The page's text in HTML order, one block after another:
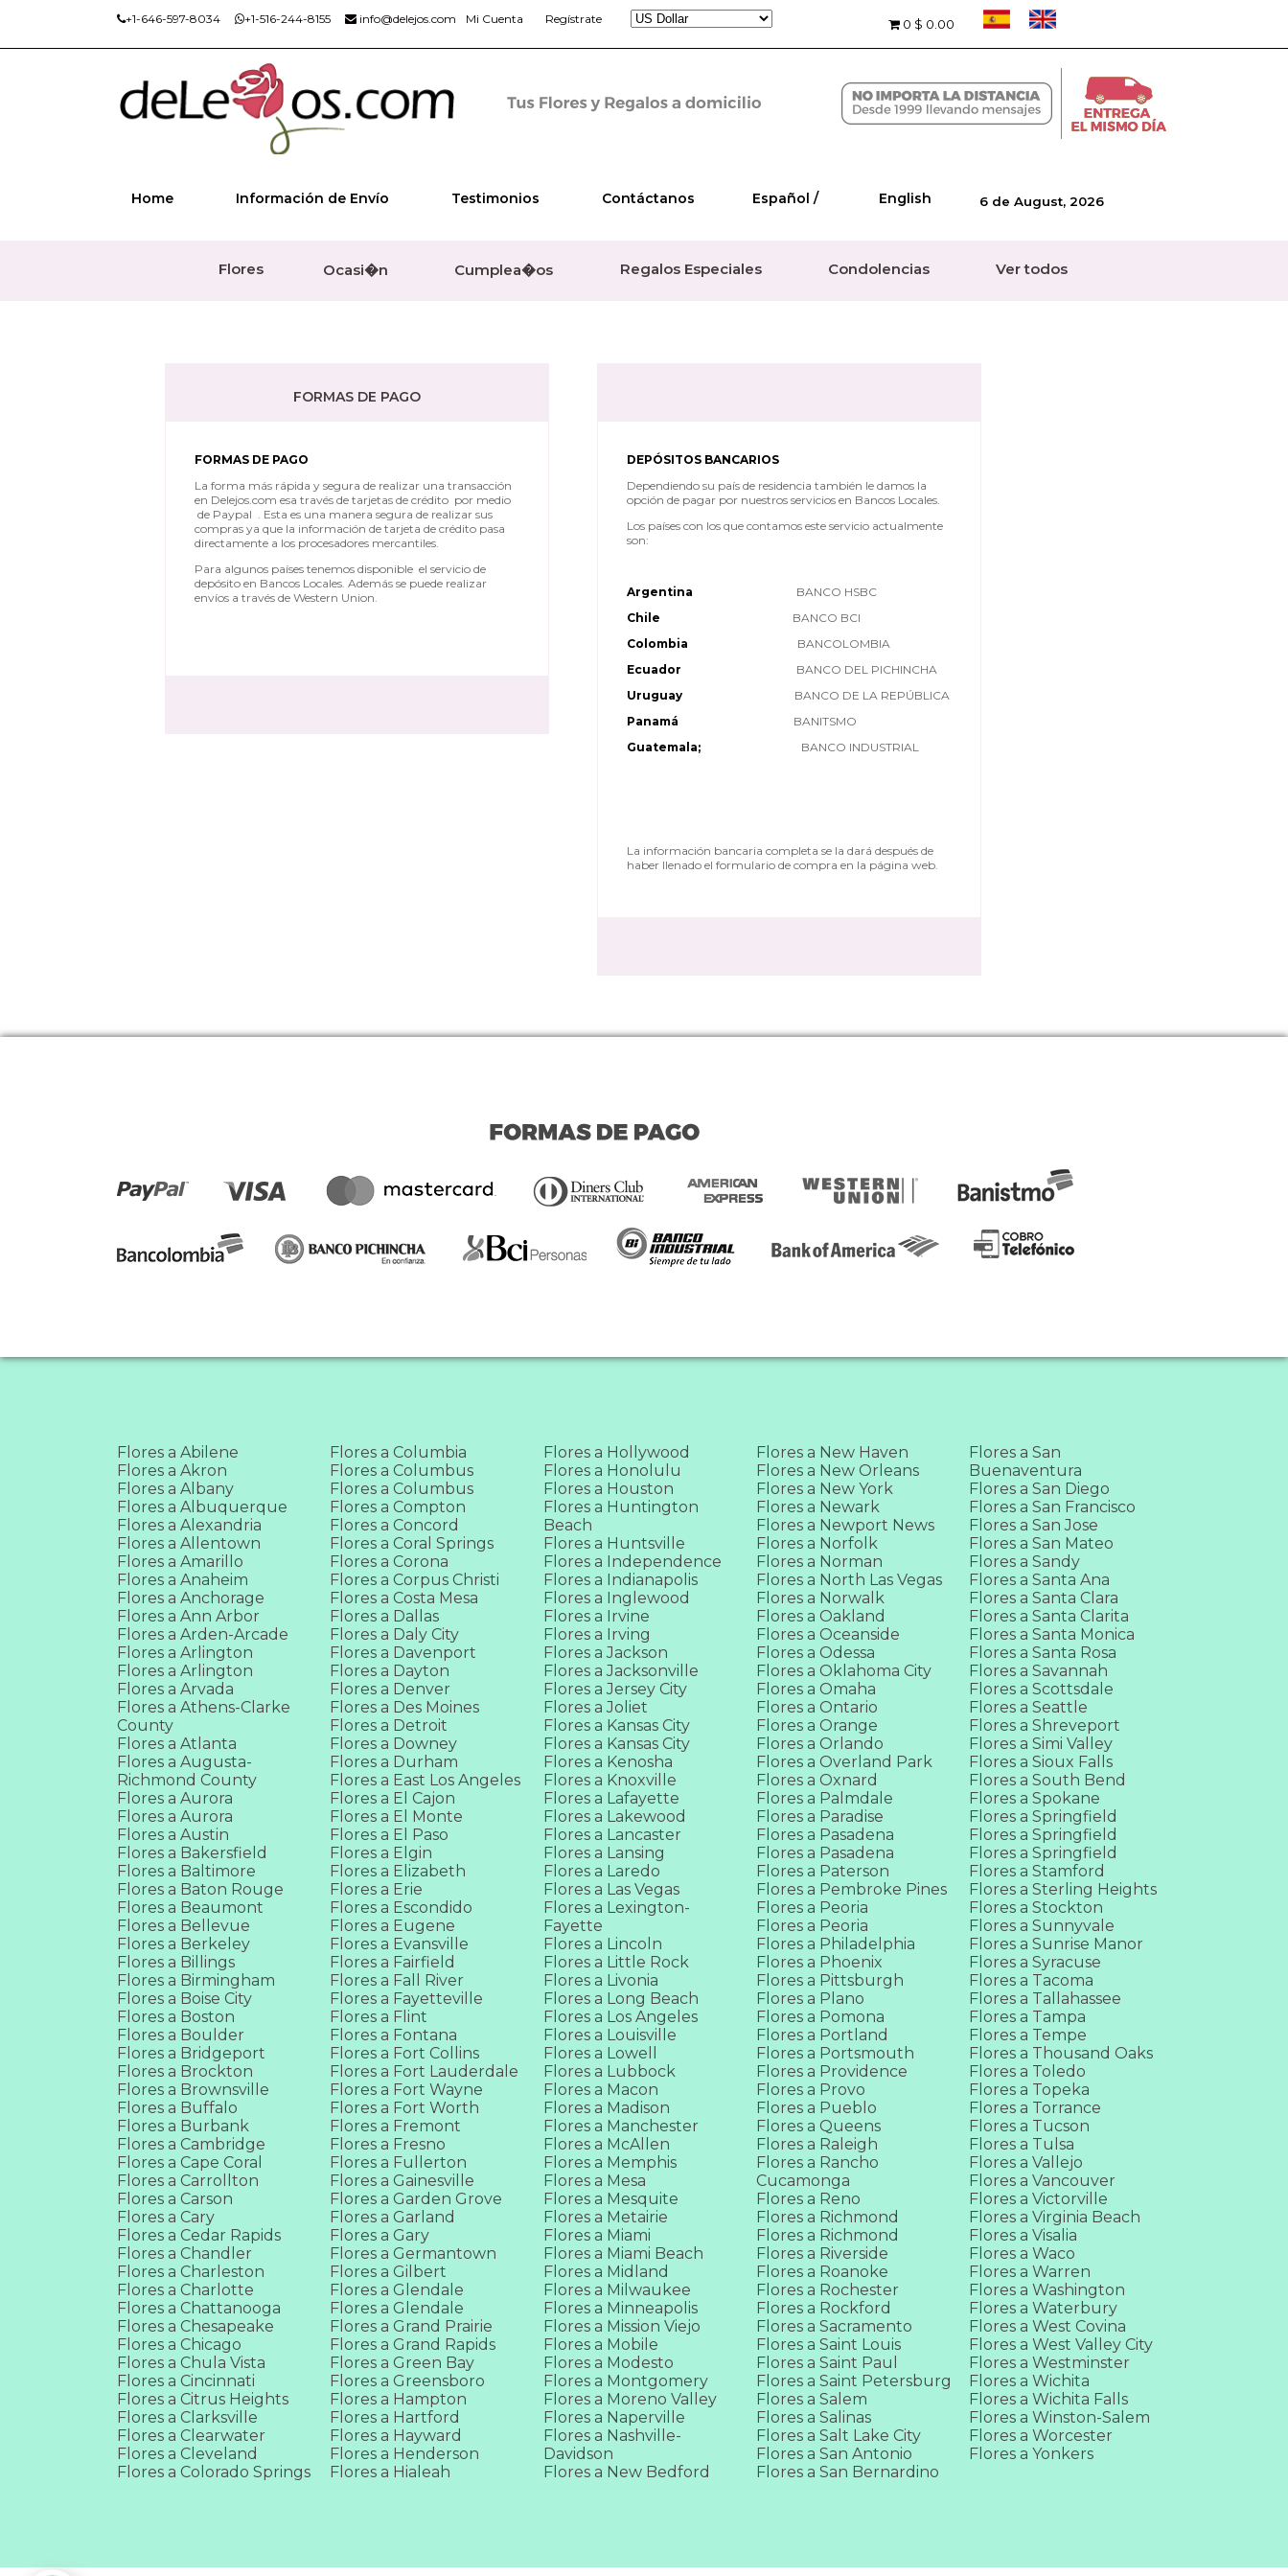
+1-646-597-8034 +1-516-244-8155 info@delejos.com Mi Cuenta Regístrate 0 $ 0.00
Home Información de Envío Testimonios Contáctanos Español / English 6 de August, 2026
Flores Ocasi�n Cumplea�os Regalos Especiales Condolencias Ver todos
FORMAS DE PAGO
FORMAS DE PAGO
La forma más rápida y segura de realizar una transacción
en Delejos.com esa través de tarjetas de crédito por medio
de Paypal . Esta es una manera segura de realizar sus
compras ya que la información de tarjeta de crédito pasa
directamente a los procesadores mercantiles.
Para algunos países tenemos disponible el servicio de
depósito en Bancos Locales. Además se puede realizar
envíos a través de Western Union.
DEPÓSITOS BANCARIOS
Dependiendo su país de residencia también le damos la
opción de pagar por nuestros servicios en Bancos Locales.
Los países con los que contamos este servicio actualmente
son:
Argentina BANCO HSBC
Chile BANCO BCI
Colombia BANCOLOMBIA
Ecuador BANCO DEL PICHINCHA
Uruguay BANCO DE LA REPÚBLICA
Panamá BANITSMO
Guatemala; BANCO INDUSTRIAL
La información bancaria completa se la dará después de
haber llenado el formulario de compra en la página web.
Flores a Abilene
Flores a Akron
Flores a Albany
Flores a Albuquerque
Flores a Alexandria
Flores a Allentown
Flores a Amarillo
Flores a Anaheim
Flores a Anchorage
Flores a Ann Arbor
Flores a Arden-Arcade
Flores a Arlington
Flores a Arlington
Flores a Arvada
Flores a Athens-Clarke
County
Flores a Atlanta
Flores a Augusta-
Richmond County
Flores a Aurora
Flores a Aurora
Flores a Austin
Flores a Bakersfield
Flores a Baltimore
Flores a Baton Rouge
Flores a Beaumont
Flores a Bellevue
Flores a Berkeley
Flores a Billings
Flores a Birmingham
Flores a Boise City
Flores a Boston
Flores a Boulder
Flores a Bridgeport
Flores a Brockton
Flores a Brownsville
Flores a Buffalo
Flores a Burbank
Flores a Cambridge
Flores a Cape Coral
Flores a Carrollton
Flores a Carson
Flores a Cary
Flores a Cedar Rapids
Flores a Chandler
Flores a Charleston
Flores a Charlotte
Flores a Chattanooga
Flores a Chesapeake
Flores a Chicago
Flores a Chula Vista
Flores a Cincinnati
Flores a Citrus Heights
Flores a Clarksville
Flores a Clearwater
Flores a Cleveland
Flores a Colorado Springs
Flores a Columbia
Flores a Columbus
Flores a Columbus
Flores a Compton
Flores a Concord
Flores a Coral Springs
Flores a Corona
Flores a Corpus Christi
Flores a Costa Mesa
Flores a Dallas
Flores a Daly City
Flores a Davenport
Flores a Dayton
Flores a Denver
Flores a Des Moines
Flores a Detroit
Flores a Downey
Flores a Durham
Flores a East Los Angeles
Flores a El Cajon
Flores a El Monte
Flores a El Paso
Flores a Elgin
Flores a Elizabeth
Flores a Erie
Flores a Escondido
Flores a Eugene
Flores a Evansville
Flores a Fairfield
Flores a Fall River
Flores a Fayetteville
Flores a Flint
Flores a Fontana
Flores a Fort Collins
Flores a Fort Lauderdale
Flores a Fort Wayne
Flores a Fort Worth
Flores a Fremont
Flores a Fresno
Flores a Fullerton
Flores a Gainesville
Flores a Garden Grove
Flores a Garland
Flores a Gary
Flores a Germantown
Flores a Gilbert
Flores a Glendale
Flores a Glendale
Flores a Grand Prairie
Flores a Grand Rapids
Flores a Green Bay
Flores a Greensboro
Flores a Hampton
Flores a Hartford
Flores a Hayward
Flores a Henderson
Flores a Hialeah
Flores a Hollywood
Flores a Honolulu
Flores a Houston
Flores a Huntington
Beach
Flores a Huntsville
Flores a Independence
Flores a Indianapolis
Flores a Inglewood
Flores a Irvine
Flores a Irving
Flores a Jackson
Flores a Jacksonville
Flores a Jersey City
Flores a Joliet
Flores a Kansas City
Flores a Kansas City
Flores a Kenosha
Flores a Knoxville
Flores a Lafayette
Flores a Lakewood
Flores a Lancaster
Flores a Lansing
Flores a Laredo
Flores a Las Vegas
Flores a Lexington-
Fayette
Flores a Lincoln
Flores a Little Rock
Flores a Livonia
Flores a Long Beach
Flores a Los Angeles
Flores a Louisville
Flores a Lowell
Flores a Lubbock
Flores a Macon
Flores a Madison
Flores a Manchester
Flores a McAllen
Flores a Memphis
Flores a Mesa
Flores a Mesquite
Flores a Metairie
Flores a Miami
Flores a Miami Beach
Flores a Midland
Flores a Milwaukee
Flores a Minneapolis
Flores a Mission Viejo
Flores a Mobile
Flores a Modesto
Flores a Montgomery
Flores a Moreno Valley
Flores a Naperville
Flores a Nashville-
Davidson
Flores a New Bedford
Flores a New Haven
Flores a New Orleans
Flores a New York
Flores a Newark
Flores a Newport News
Flores a Norfolk
Flores a Norman
Flores a North Las Vegas
Flores a Norwalk
Flores a Oakland
Flores a Oceanside
Flores a Odessa
Flores a Oklahoma City
Flores a Omaha
Flores a Ontario
Flores a Orange
Flores a Orlando
Flores a Overland Park
Flores a Oxnard
Flores a Palmdale
Flores a Paradise
Flores a Pasadena
Flores a Pasadena
Flores a Paterson
Flores a Pembroke Pines
Flores a Peoria
Flores a Peoria
Flores a Philadelphia
Flores a Phoenix
Flores a Pittsburgh
Flores a Plano
Flores a Pomona
Flores a Portland
Flores a Portsmouth
Flores a Providence
Flores a Provo
Flores a Pueblo
Flores a Queens
Flores a Raleigh
Flores a Rancho
Cucamonga
Flores a Reno
Flores a Richmond
Flores a Richmond
Flores a Riverside
Flores a Roanoke
Flores a Rochester
Flores a Rockford
Flores a Sacramento
Flores a Saint Louis
Flores a Saint Paul
Flores a Saint Petersburg
Flores a Salem
Flores a Salinas
Flores a Salt Lake City
Flores a San Antonio
Flores a San Bernardino
Flores a San
Buenaventura
Flores a San Diego
Flores a San Francisco
Flores a San Jose
Flores a San Mateo
Flores a Sandy
Flores a Santa Ana
Flores a Santa Clara
Flores a Santa Clarita
Flores a Santa Monica
Flores a Santa Rosa
Flores a Savannah
Flores a Scottsdale
Flores a Seattle
Flores a Shreveport
Flores a Simi Valley
Flores a Sioux Falls
Flores a South Bend
Flores a Spokane
Flores a Springfield
Flores a Springfield
Flores a Springfield
Flores a Stamford
Flores a Sterling Heights
Flores a Stockton
Flores a Sunnyvale
Flores a Sunrise Manor
Flores a Syracuse
Flores a Tacoma
Flores a Tallahassee
Flores a Tampa
Flores a Tempe
Flores a Thousand Oaks
Flores a Toledo
Flores a Topeka
Flores a Torrance
Flores a Tucson
Flores a Tulsa
Flores a Vallejo
Flores a Vancouver
Flores a Victorville
Flores a Virginia Beach
Flores a Visalia
Flores a Waco
Flores a Warren
Flores a Washington
Flores a Waterbury
Flores a West Covina
Flores a West Valley City
Flores a Westminster
Flores a Wichita
Flores a Wichita Falls
Flores a Winston-Salem
Flores a Worcester
Flores a Yonkers